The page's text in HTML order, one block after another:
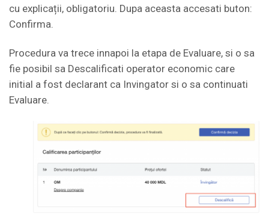
cu explicații, obligatoriu. Dupa aceasta accesati buton:
Confirma.
Procedura va trece innapoi la etapa de Evaluare, si o sa
fie posibil sa Descalificati operator economic care
initial a fost declarant ca Invingator si o sa continuati
Evaluare.